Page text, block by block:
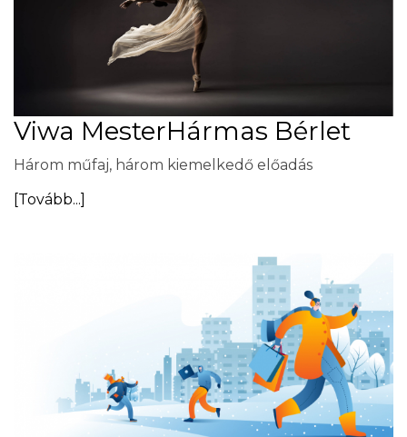
Viwa MesterHármas Bérlet
Három műfaj, három kiemelkedő előadás
[Tovább...]